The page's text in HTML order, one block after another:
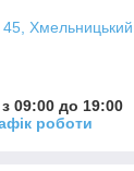
45,
09:00 до 19:00
роботи